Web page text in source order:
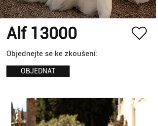
Alf 13000
Objednejte se ke zkoušení:
OBJEDNAT